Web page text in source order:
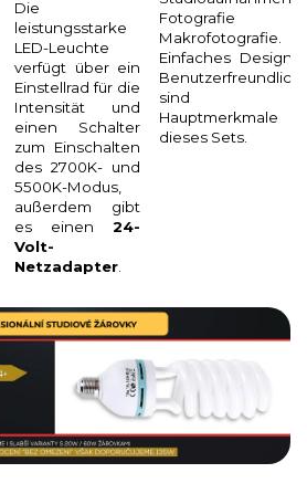
Die
leistungsstarke
LED-Leuchte
verfügt über ein
Einstellrad für die
Intensität und
einen Schalter
zum Einschalten
des 2700K- und
5500K-Modus,
außerdem gibt
es einen 24-
Volt-
Netzadapter.
Fotografie
Makrofotografie.
Einfaches Design
sind
Hauptmerkmale
dieses Sets.